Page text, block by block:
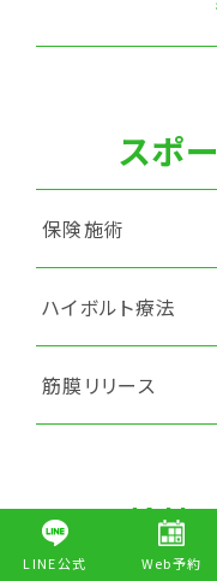
LINE公式 Web予約
スポ
保険施術
ハイボルト療法
筋膜リリース
捻挫